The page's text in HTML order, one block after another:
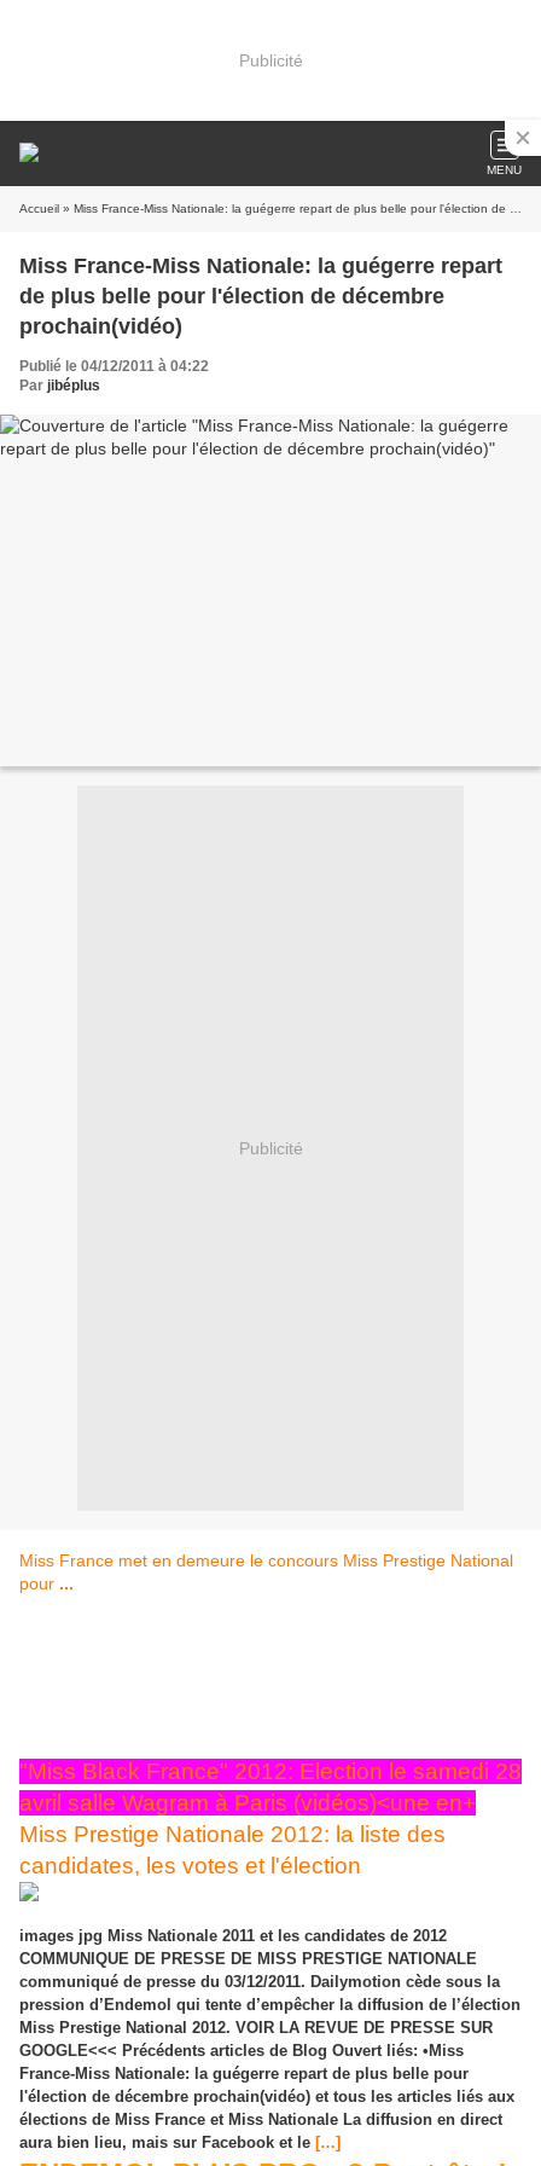
Publicité
MENU
Accueil » Miss France-Miss Nationale: la guégerre repart de plus belle pour l'élection de décembre prochain(vidéo)
Miss France-Miss Nationale: la guégerre repart
de plus belle pour l'élection de décembre
prochain(vidéo)
Publié le 04/12/2011 à 04:22
Par jibéplus
Publicité
Miss France met en demeure le concours Miss Prestige National
pour ...
"Miss Black France" 2012: Election le samedi 28
avril salle Wagram à Paris (vidéos)<une en+
Miss Prestige Nationale 2012: la liste des
candidates, les votes et l'élection
images jpg Miss Nationale 2011 et les candidates de 2012
COMMUNIQUE DE PRESSE DE MISS PRESTIGE NATIONALE
communiqué de presse du 03/12/2011. Dailymotion cède sous la
pression d’Endemol qui tente d’empêcher la diffusion de l’élection
Miss Prestige National 2012. VOIR LA REVUE DE PRESSE SUR
GOOGLE<<< Précédents articles de Blog Ouvert liés: •Miss
France-Miss Nationale: la guégerre repart de plus belle pour
l'élection de décembre prochain(vidéo) et tous les articles liés aux
élections de Miss France et Miss Nationale La diffusion en direct
aura bien lieu, mais sur Facebook et le […]